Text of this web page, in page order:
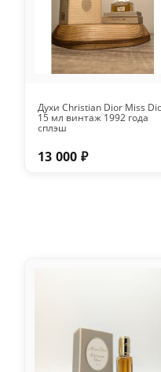
Духи Christian Dior Miss
15 мл винтаж 1992 года
сплэш
13 000 ₽